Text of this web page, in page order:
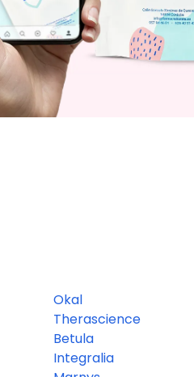
Okal
Therascience
Betula
Integralia